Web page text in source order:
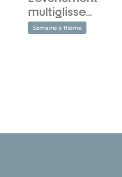
multiglisse...
Semaine à thème